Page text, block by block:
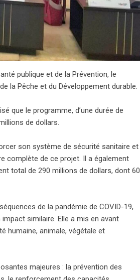
publique et de la Prévention, le
la Pêche et du Développement durable.
que le programme, d’une durée de
de dollars.
son système de sécurité sanitaire et
complète de ce projet. Il a également
total de 290 millions de dollars, dont 60
de la pandémie de COVID-19,
similaire. Elle a mis en avant
humaine, animale, végétale et
majeures : la prévention des